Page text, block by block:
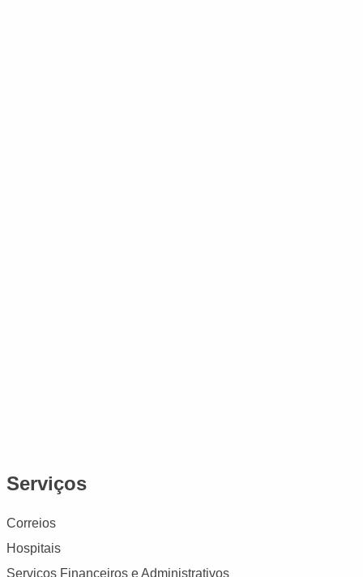
Serviços
Correios
Hospitais
Serviços Financeiros e Administrativos